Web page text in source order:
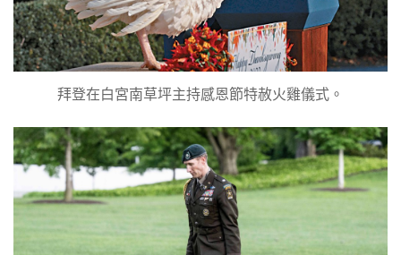
拜登在白宮南草坪主持感恩節特赦火雞儀式。